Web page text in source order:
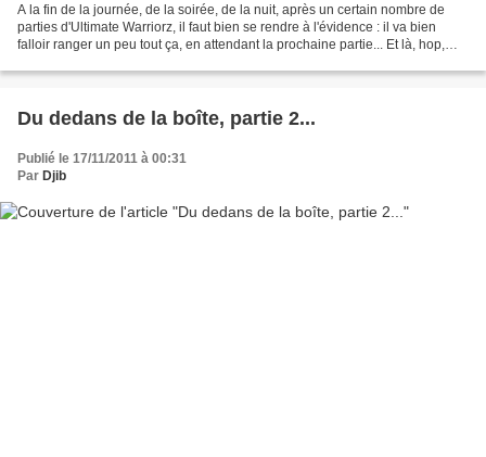
A la fin de la journée, de la soirée, de la nuit, après un certain nombre de
parties d'Ultimate Warriorz, il faut bien se rendre à l'évidence : il va bien
falloir ranger un peu tout ça, en attendant la prochaine partie... Et là, hop,
Du dedans de la boîte, partie 2...
Publié le 17/11/2011 à 00:31
Par Djib